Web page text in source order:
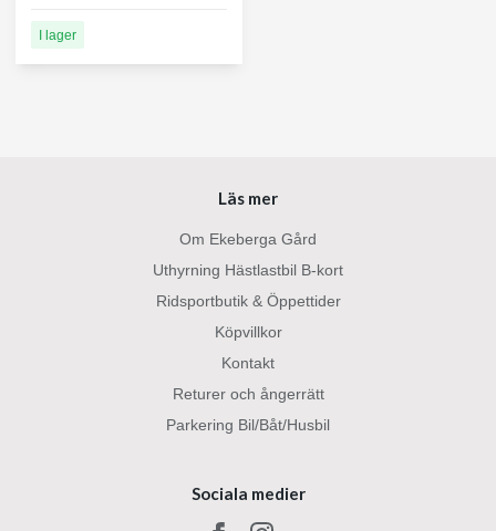
I lager
Läs mer
Om Ekeberga Gård
Uthyrning Hästlastbil B-kort
Ridsportbutik & Öppettider
Köpvillkor
Kontakt
Returer och ångerrätt
Parkering Bil/Båt/Husbil
Sociala medier